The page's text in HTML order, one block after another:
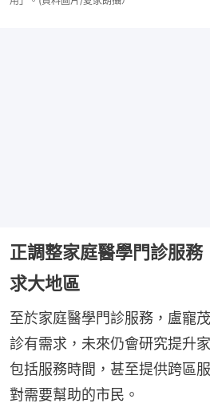
正調整家庭醫學門診服
求大地區
至於家庭醫學門診服務，盧寵
診有需求，未來仍會研究提升
包括服務時間，甚至提供跨區
對需要幫助的市民。